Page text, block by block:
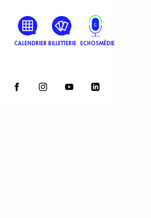
CALENDRIER BILLETTERIE ECHOSMÉDIE